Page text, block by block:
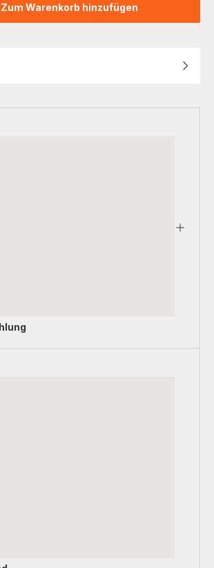
Zum Warenkorb hinzufügen